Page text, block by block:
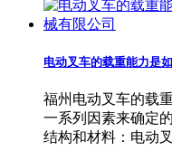
电动叉车的载重能力是
福州电动叉车的载
一系列因素来确定
结构和材料：电动